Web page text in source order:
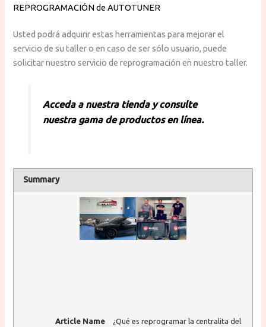
REPROGRAMACIÓN de AUTOTUNER
Usted podrá adquirir estas herramientas para mejorar el
servicio de su taller o en caso de ser sólo usuario, puede
solicitar nuestro servicio de reprogramación en nuestro taller.
Acceda a nuestra tienda y consulte
nuestra gama de productos en línea.
Summary
Article Name
¿Qué es reprogramar la centralita del